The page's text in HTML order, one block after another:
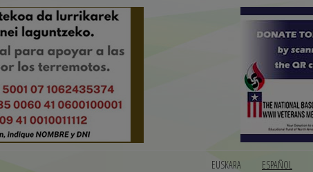
EUSKARA ESPAÑOL